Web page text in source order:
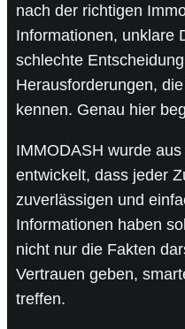
nach der richtigen
Informationen, unklare
schlechte
Herausforderungen,
kennen. Genau hier
IMMODASH wurde
entwickelt, dass jeder
zuverlässigen und
Informationen haben
nicht nur die Fakten
Vertrauen geben,
treffen.